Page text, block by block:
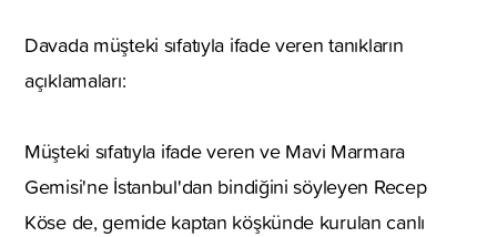
Davada müşteki sıfatıyla ifade veren tanıkların
açıklamaları:
Müşteki sıfatıyla ifade veren ve Mavi Marmara
Gemisi'ne İstanbul'dan bindiğini söyleyen Recep
Köse de, gemide kaptan köşkünde kurulan canlı